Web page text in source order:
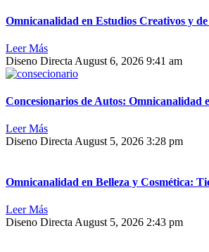
Omnicanalidad en Estudios Creativos y
Leer Más
Diseno Directa August 6, 2026 9:41 am
Concesionarios de Autos: Omnicanalidad
Leer Más
Diseno DirectaAugust 5, 2026 3:28 pm
Omnicanalidad en Belleza y Cosmética:
Leer Más
Diseno Directa August 5, 2026 2:43 pm